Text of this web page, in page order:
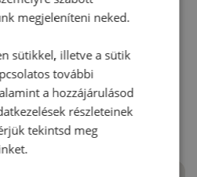
be!
megjeleníteni neked.
sütikkel, illetve a sütik
további
a hozzájárulásod
részleteinek
tekintsd meg